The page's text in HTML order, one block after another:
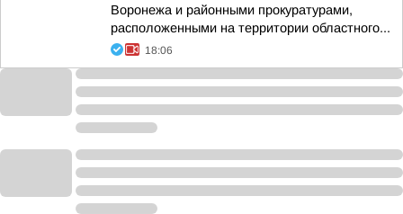
Воронежа и районными прокуратурами,
расположенными на территории областного...
18:06